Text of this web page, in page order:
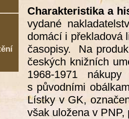
Charakteristika a
vydané
domácí i překladová
časopisy. Na
českých knižních
1968-1971
s původními
Lístky v GK,
však uložena v